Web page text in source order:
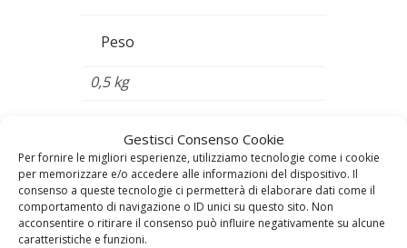
Gestisci Consenso Cookie
Per fornire le migliori esperienze, utilizziamo tecnologie come i cookie
per memorizzare e/o accedere alle informazioni del dispositivo. Il
consenso a queste tecnologie ci permetterà di elaborare dati come il
comportamento di navigazione o ID unici su questo sito. Non
acconsentire o ritirare il consenso può influire negativamente su alcune
caratteristiche e funzioni.
Peso
0,5 kg
Prodotti correlati